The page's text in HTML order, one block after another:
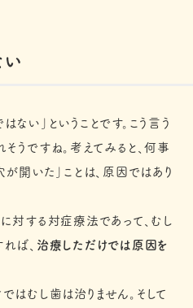
い」ということです。こう言う
うですね。考えてみると、何事
開いた」ことは、原因ではあり
対する対症療法であって、むし
ば、 治療しただけでは原因を
はむし歯は治りません。そして